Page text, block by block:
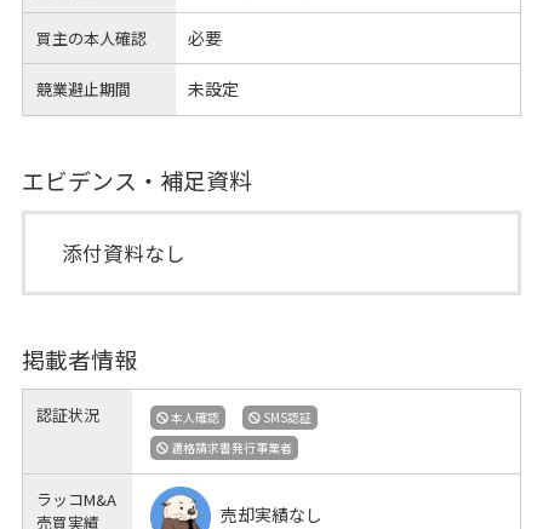
買主の本人確認 必要
競業避止期間 未設定
エビデンス・補足資料
添付資料なし
掲載者情報
認証状況 本人確認
SMS認証
適格請求書発行事業者
ラッコM&A
売買実績
売却実績なし